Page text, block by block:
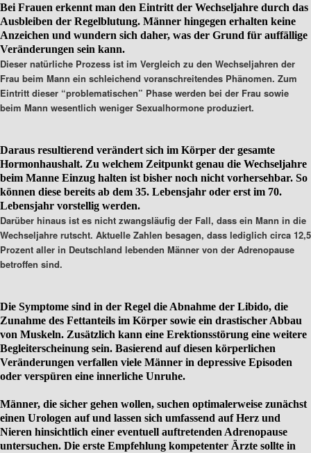
Bei Frauen erkennt man den Eintritt der Wechseljahre durch das
Ausbleiben der Regelblutung. Männer hingegen erhalten keine
Anzeichen und wundern sich daher, was der Grund für auffällige
Veränderungen sein kann.
Dieser natürliche Prozess ist im Vergleich zu den Wechseljahren der
Frau beim Mann ein schleichend voranschreitendes Phänomen. Zum
Eintritt dieser “problematischen” Phase werden bei der Frau sowie
beim Mann wesentlich weniger Sexualhormone produziert.
Daraus resultierend verändert sich im Körper der gesamte
Hormonhaushalt. Zu welchem Zeitpunkt genau die Wechseljahre
beim Manne Einzug halten ist bisher noch nicht vorhersehbar. So
können diese bereits ab dem 35. Lebensjahr oder erst im 70.
Lebensjahr vorstellig werden.
Darüber hinaus ist es nicht zwangsläufig der Fall, dass ein Mann in die
Wechseljahre rutscht. Aktuelle Zahlen besagen, dass lediglich circa 12,5
Prozent aller in Deutschland lebenden Männer von der Adrenopause
betroffen sind.
Die Symptome sind in der Regel die Abnahme der Libido, die
Zunahme des Fettanteils im Körper sowie ein drastischer Abbau
von Muskeln. Zusätzlich kann eine Erektionsstörung eine weitere
Begleiterscheinung sein. Basierend auf diesen körperlichen
Veränderungen verfallen viele Männer in depressive Episoden
oder verspüren eine innerliche Unruhe.
Männer, die sicher gehen wollen, suchen optimalerweise zunächst
einen Urologen auf und lassen sich umfassend auf Herz und
Nieren hinsichtlich einer eventuell auftretenden Adrenopause
untersuchen. Die erste Empfehlung kompetenter Ärzte sollte in